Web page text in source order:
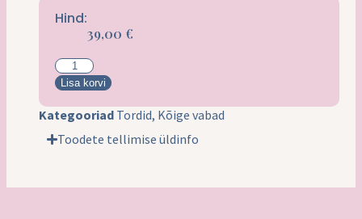
Hind:
39,00 €
Lisa korvi
Kategooriad Tordid, Kõige vabad
Toodete tellimise üldinfo